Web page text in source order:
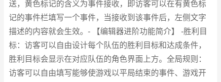
送，黄色标记的含义为事件接收，即访客可以在有黄色标
记的事件栏填写一个事件，当接收到该事件后，左侧文字
描述的内容就会生效。- 【编辑器进阶功能简介】 -胜利目
标：访客可以自由设计每个队伍的胜利目标和达成条件，
胜利目标会显示在对应队伍的角色界面上方。全局规则：
访客可以自由填写能够使游戏以平局结束的事件、游戏开